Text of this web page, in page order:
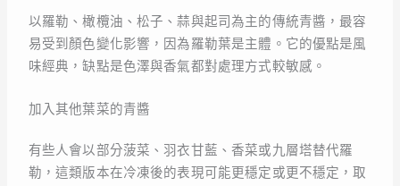
以羅勒、橄欖油、松子、蒜與起司為主的傳統青醬，最容
易受到顏色變化影響，因為羅勒葉是主體。它的優點是風
味經典，缺點是色澤與香氣都對處理方式較敏感。
加入其他葉菜的青醬
有些人會以部分菠菜、羽衣甘藍、香菜或九層塔替代羅
勒，這類版本在冷凍後的表現可能更穩定或更不穩定，取